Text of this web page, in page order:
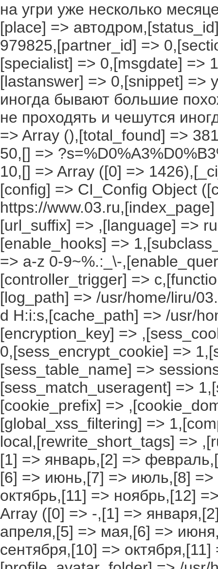
на угри уже несколько
[place] =>
979825,[partner_id] =>
[specialist] => 0,[msgdate] =>
[lastanswer] => 0,[snippet] =>
иногда бывают большие
не проходять и чешутся
=> Array (),[total_found] =>
50,[] =>
10,[] => Array ([0] =>
[config] => CI_Config Object
https://
[url_suffix] => ,[language] =>
[enable_hooks] =>
=> a-z 0-9~%.:_\-
[controller_trigger] =>
[log_path] => /usr/home/liru/
d H:i:s,[cache_path] => /usr/
[encryption_key] =>
0,[sess_encrypt_cookie] =>
[sess_table_name] =>
[sess_match_useragent] =>
[cookie_prefix] =>
[global_xss_filtering] =>
local,[rewrite_short_tags] =>
[1] => январь,[2] =>
[6] => июнь,[7] => июль,[8] =>
октябрь,[11] => ноябрь,[12]
Array ([0] => -,[1] =>
апреля,[5] => мая,[6] =>
сентября,[10] =>